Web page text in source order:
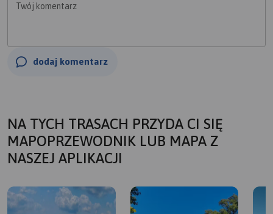
Twój komentarz
dodaj komentarz
NA TYCH TRASACH PRZYDA CI SIĘ
MAPOPRZEWODNIK LUB MAPA Z
NASZEJ APLIKACJI